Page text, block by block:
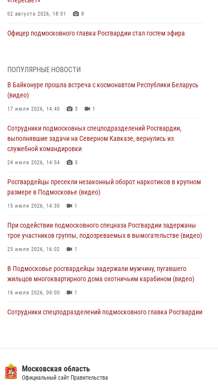
02 августа 2026, 18:01 8
Офицер подмосковного главка Росгвардии стал гостем эфира
крупную сумму в Подмосковье
31 июля 2026, 13:00
действиях в Подмосковье (видео)
31 июля 2026, 09:00
В Главном управлении Росгвардии по Московской области
образования региональной общественной организации ветеранов
войск правопорядка (видео)
30 июля 2026, 13:00 5
Росгвардейцы задержали нетрезвую автоледи в Подмосковье
30 июля 2026, 08:00 1
ПОПУЛЯРНЫЕ НОВОСТИ
В Байконуре прошла встреча с космонавтом Республики Беларусь
(видео)
17 июля 2026, 14:40 3 1
Сотрудники подмосковных спецподразделений Росгвардии,
выполнявшие задачи на Северном Кавказе, вернулись из
служебной командировки
24 июля 2026, 14:54 5
Росгвардейцы пресекли незаконный оборот наркотиков в крупном
размере в Подмосковье (видео)
15 июля 2026, 14:30 1
При содействии подмосковного спецназа Росгвардии задержаны
трое участников группы, подозреваемых в вымогательстве (видео)
23 июля 2026, 16:02 1
В Подмосковье росгвардейцы задержали мужчину, пугавшего
жильцов многоквартирного дома охотничьим карабином (видео)
16 июля 2026, 09:00 1
Сотрудники спецподразделений подмосковного главка Росгвардии
федеральном розыске (видео)
22 июля 2026, 14:15 1
Московская область
Официальный сайт Правительства